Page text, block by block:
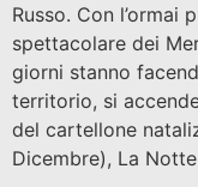
Russo. Con l’ormai
spettacolare dei
giorni stanno
territorio, si
del cartellone
Dicembre), La